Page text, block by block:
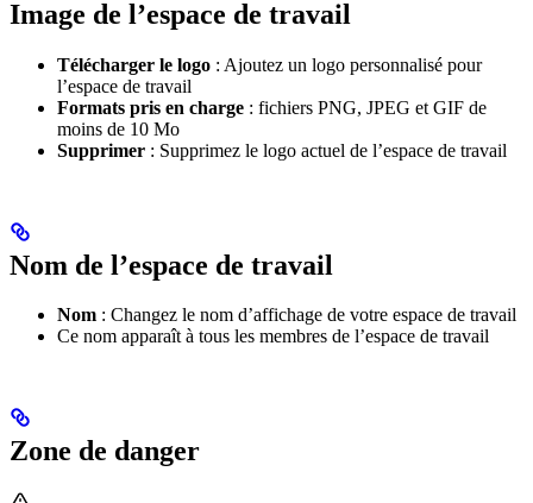
Image de l’espace de travail
Télécharger le logo : Ajoutez un logo personnalisé pour
l’espace de travail
Formats pris en charge : fichiers PNG, JPEG et GIF de
moins de 10 Mo
Supprimer : Supprimez le logo actuel de l’espace de travail
Nom de l’espace de travail
Nom : Changez le nom d’affichage de votre espace de travail
Ce nom apparaît à tous les membres de l’espace de travail
Zone de danger